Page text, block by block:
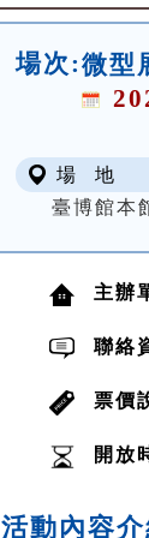
場次:微型
場 地
臺博館本
主辦
聯絡
票價
開放
活動內容介